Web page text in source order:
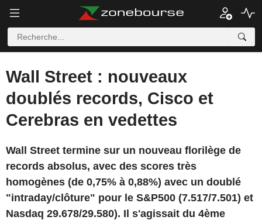
Wall Street : nouveaux
doublés records, Cisco et
Cerebras en vedettes
Wall Street termine sur un nouveau florilège de
records absolus, avec des scores très
homogènes (de 0,75% à 0,88%) avec un doublé
"intraday/clôture" pour le S&P500 (7.517/7.501) et
Nasdaq 29.678/29.580). Il s'agissait du 4ème